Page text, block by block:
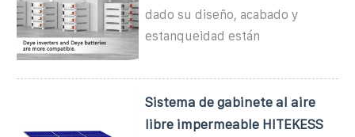
dado su diseño, acabado y
estanqueidad están
Sistema de gabinete al aire
libre impermeable HITEKESS